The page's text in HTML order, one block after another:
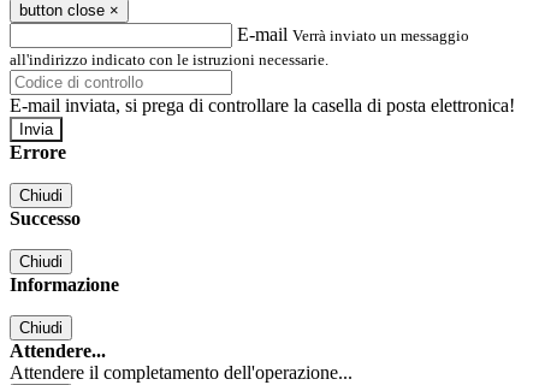
button close ×
E-mail Verrà inviato un messaggio
all'indirizzo indicato con le istruzioni necessarie.
E-mail inviata, si prega di controllare la casella di posta elettronica!
Errore
Chiudi
Successo
Chiudi
Informazione
Chiudi
Attendere...
Attendere il completamento dell'operazione...